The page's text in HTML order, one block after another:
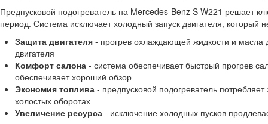
Предпусковой подогреватель на Mercedes-Benz S W221 решает
период. Система исключает холодный запуск двигателя, который
Защита двигателя - прогрев охлаждающей жидкости и масла
двигателя
Комфорт салона - система обеспечивает быстрый прогрев
обеспечивает хороший обзор
Экономия топлива - предпусковой подогреватель
холостых оборотах
Увеличение ресурса - исключение холодных пусков